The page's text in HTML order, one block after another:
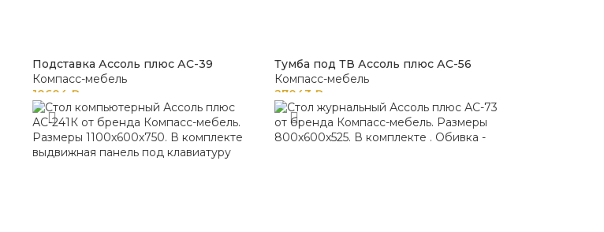
Подставка Ассоль плюс АС-39
Компасс-мебель
10604 ₽
Тумба под ТВ Ассоль плюс АС-56
Компасс-мебель
27043 ₽